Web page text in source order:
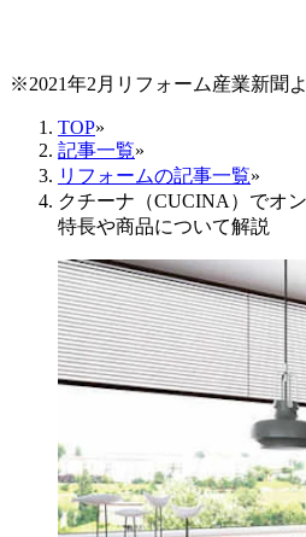
※2021年2月リフォーム産業新聞
TOP»
記事一覧»
リフォームの記事一覧»
クチーナ（CUCINA）でオ
特長や商品について解説